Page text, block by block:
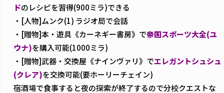
ドのレシピを習得(900ミラ)できる
・[人物]ムンク(1) ラジオ局で会話
・[贈物]本・遊具《カーネギー書房》で帝国スポーツ大全(ユ
ウナ)を購入可能(1000ミラ)
・[贈物]武器・交換屋《ナインヴァリ》でエレガントシュシュ
(クレア)を交換可能(要ホーリーチェイン)
宿酒場で食事すると夜の探索が終了するので分校クエストな